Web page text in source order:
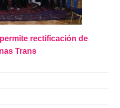
rectificación de
Trans